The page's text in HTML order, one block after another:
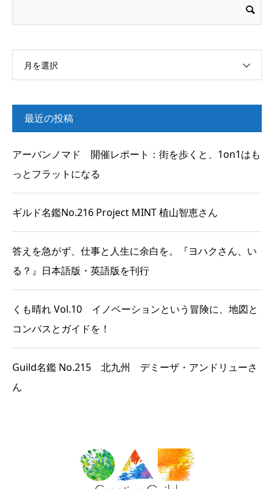
月を選択
最近の投稿
アーバンノマド 開催レポート：街を歩くと、1on1はも
っとフラットになる
ギルド名鑑No.216 Project MINT 植山智恵さん
答えを急がず、仕事と人生に余白を。『ヨハクさん、い
る？』日本語版・英語版を刊行
くも晴れ Vol.10 イノベーションという冒険に、地図と
コンパスとガイドを！
Guild名鑑 No.215 北九州 デミーザ・アンドリューさ
ん